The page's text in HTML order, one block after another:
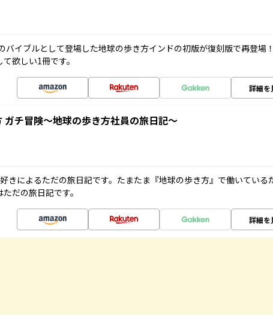
バイブルとして登場した地球の歩き方インドの初版が復刻版で再登
欲しい1冊です。
詳細を
ガチ冒険～地球の歩き方社員の旅日記～
きによるただの旅日記です。たまたま『地球の歩き方』で働いている
だの旅日記です。
詳細を